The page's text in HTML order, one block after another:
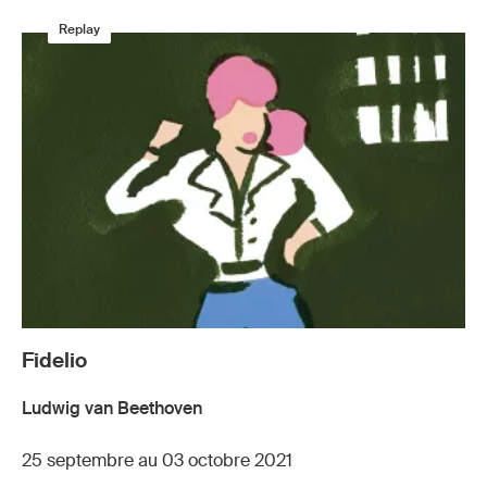
Fidelio
Ludwig van Beethoven
25 septembre au 03 octobre 2021
Replay